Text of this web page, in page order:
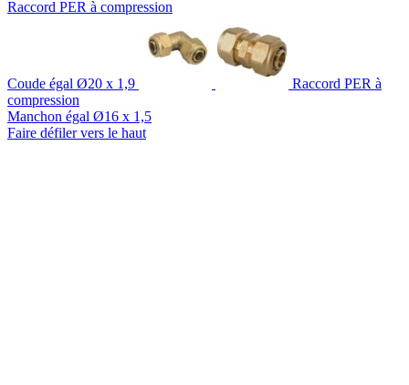
Raccord PER à compression
Coude égal Ø20 x 1,9
Raccord PER à
compression
Manchon égal Ø16 x 1,5
Faire défiler vers le haut